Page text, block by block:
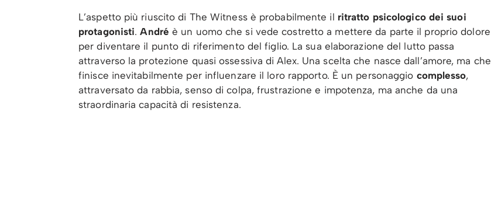
L’aspetto più riuscito di The Witness è probabilmente il ritratto psicologico dei suoi
protagonisti.André è un uomo che si vede costretto a mettere da parte il proprio dolore
per diventare il punto di riferimento del figlio. La sua elaborazione del lutto passa
attraverso la protezione quasi ossessiva di Alex. Una scelta che nasce dall’amore, ma che
finisce inevitabilmente per influenzare il loro rapporto. È un personaggio complesso,
attraversato da rabbia, senso di colpa, frustrazione e impotenza, ma anche da una
straordinaria capacità di resistenza.